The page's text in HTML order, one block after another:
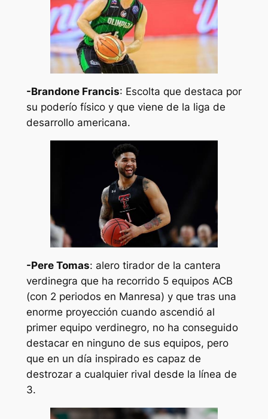
-Brandone Francis: Escolta que destaca por
su poderío físico y que viene de la liga de
desarrollo americana.
-Pere Tomas: alero tirador de la cantera
verdinegra que ha recorrido 5 equipos ACB
(con 2 periodos en Manresa) y que tras una
enorme proyección cuando ascendió al
primer equipo verdinegro, no ha conseguido
destacar en ninguno de sus equipos, pero
que en un día inspirado es capaz de
destrozar a cualquier rival desde la línea de
3.